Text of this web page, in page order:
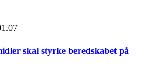
skal styrke beredskabet på